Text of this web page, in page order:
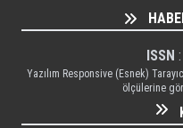
ISSN
Yazılım Responsive (Esnek)
ölçülerine